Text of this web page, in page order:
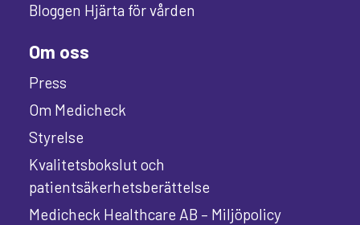
Bloggen Hjärta för vården
Om oss
Press
Om Medicheck
Styrelse
Kvalitetsbokslut och
patientsäkerhetsberättelse
Medicheck Healthcare AB – Miljöpolicy